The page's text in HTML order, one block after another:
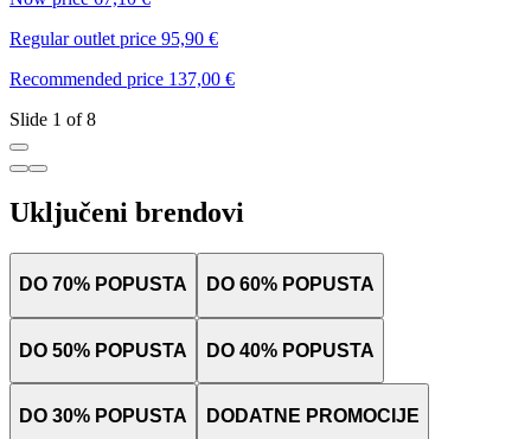
Regular outlet price 95,90 €
Recommended price 137,00 €
Slide 1 of 8
Uključeni brendovi
DO 70% POPUSTA DO 60% POPUSTA
DO 50% POPUSTA DO 40% POPUSTA
DO 30% POPUSTA DODATNE PROMOCIJE